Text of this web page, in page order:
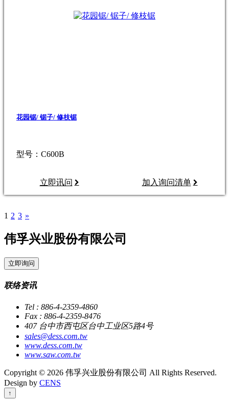
花园锯/ 锯子/ 修枝锯
型号：C600B
立即讯问 加入询问清单
1 2 3 »
伟孚兴业股份有限公司
立即询问
联络资讯
Tel : 886-4-2359-4860
Fax : 886-4-2359-8476
407 台中市西屯区台中工业区5路4号
sales@dess.com.tw
www.dess.com.tw
www.saw.com.tw
Copyright © 2026 伟孚兴业股份有限公司 All Rights Reserved.
Design by CENS
↑